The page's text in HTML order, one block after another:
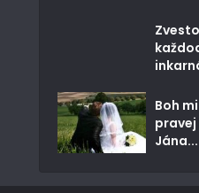
Boh
pravej
Jána...